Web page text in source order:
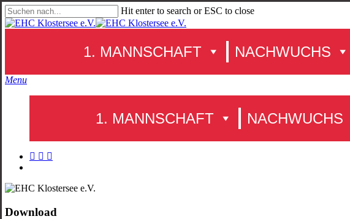
Skip
to
main
Hit enter to search or ESC to close
Close
1. MANNSCHAFT NACHWUCHS
search
Menu
1. MANNSCHAFT NACHWUCHS
facebook
youtube
instagram
Download